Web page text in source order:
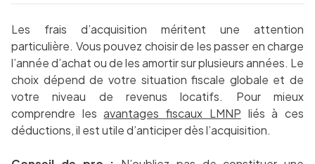
Les frais d’acquisition méritent une attention
particulière. Vous pouvez choisir de les passer en charge
l’année d’achat ou de les amortir sur plusieurs années. Le
choix dépend de votre situation fiscale globale et de
votre niveau de revenus locatifs. Pour mieux
comprendre lesavantages fiscaux LMNP liés à ces
déductions, il est utile d’anticiper dès l’acquisition.